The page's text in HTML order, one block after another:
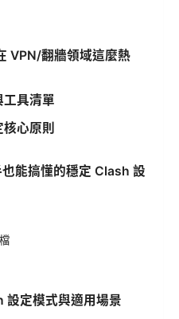
VPN/翻牆領域這麼熱
工具清單
心原則
能搞懂的穩定 Clash 設
設定模式與適用場景